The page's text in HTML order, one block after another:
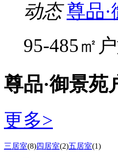
动态 尊品
95-485㎡
尊品·御景苑
更多>
三居室(8)四居室(2)五居室(1)